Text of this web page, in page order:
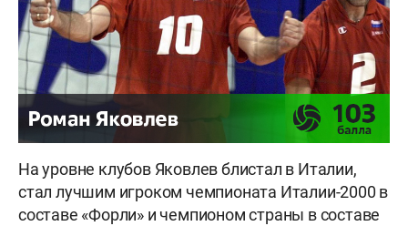
На уровне клубов Яковлев блистал в Италии,
стал лучшим игроком чемпионата Италии-2000 в
составе «Форли» и чемпионом страны в составе